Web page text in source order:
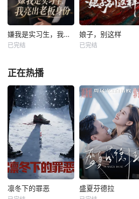
嫌我是实习生，我亮出老板身份
已完结
娘子，别这样
已完结
正在热播
凛冬下的罪恶 盛夏芬德拉